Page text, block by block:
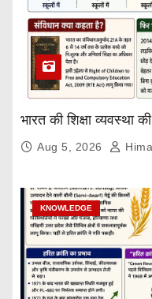
भारत की शिक्षा व्यवस्था
Aug 5, 2026
KNOWLEDGE